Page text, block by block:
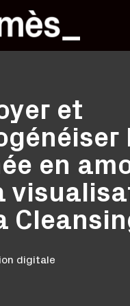
et
en
digitale